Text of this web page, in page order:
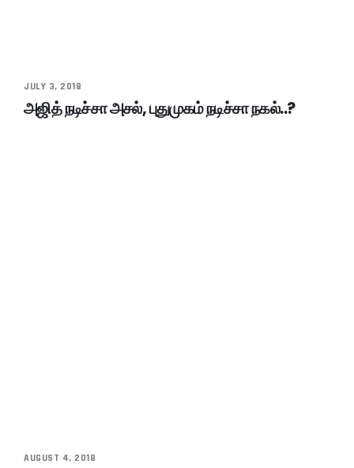
JULY 3, 2018
அஜித் நடிச்சா அசல், புதுமுகம் நடிச்சா நகல்..?
AUGUST 4, 2018